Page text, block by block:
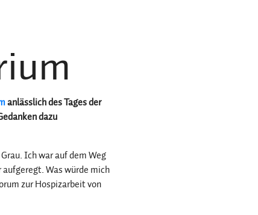
anlässlich des Tages der
dazu
Ich war auf dem Weg
Was würde mich
zur Hospizarbeit von